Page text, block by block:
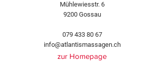
Mühlewiesstr. 6
9200 Gossau
079 433 80 67
info@atlantismassagen.ch
zur Homepage